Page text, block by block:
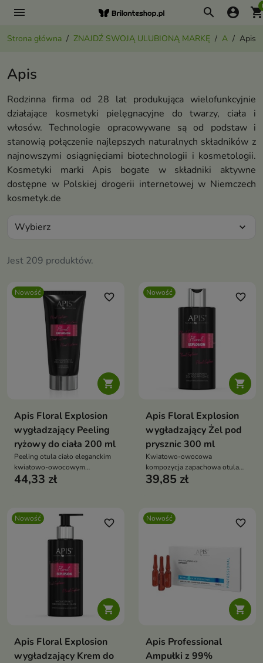
menu search account_circle
Strona główna ZNAJDŹ SWOJĄ ULUBIONĄ MARKĘ A Apis
Apis
Rodzinna firma od 28 lat produkująca wielofunkcyjnie
działające kosmetyki pielęgnacyjne do twarzy, ciała i
włosów. Technologie opracowywane są od podstaw i
stanowią połączenie najlepszych naturalnych składników z
najnowszymi osiągnięciami biotechnologii i kosmetologii.
Kosmetyki marki Apis bogate w składniki aktywne
dostępne w Polskiej drogerii internetowej w Niemczech
kosmetyk.de
Jest 209 produktów.
Wybierz expand_more
Nowość

favorite_border
Apis Floral Explosion
wygładzający Peeling
ryżowy do ciała 200 ml
Peeling otula ciało eleganckim
kwiatowo-owocowym
zapachem, zamieniając
44,33 zł
Nowość

favorite_border
Apis Floral Explosion
wygładzający Żel pod
prysznic 300 ml
Kwiatowo-owocowa
kompozycja zapachowa otula
ciało subtelnym aromatem,
39,85 zł
Nowość

favorite_border
Apis Floral Explosion
wygładzający Krem do
Nowość

favorite_border
Apis Professional
Ampułki z 99%